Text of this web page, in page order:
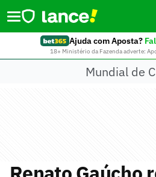
Ajuda com Aposta?
18+ Ministério da Fazenda adverte:
Mundial de